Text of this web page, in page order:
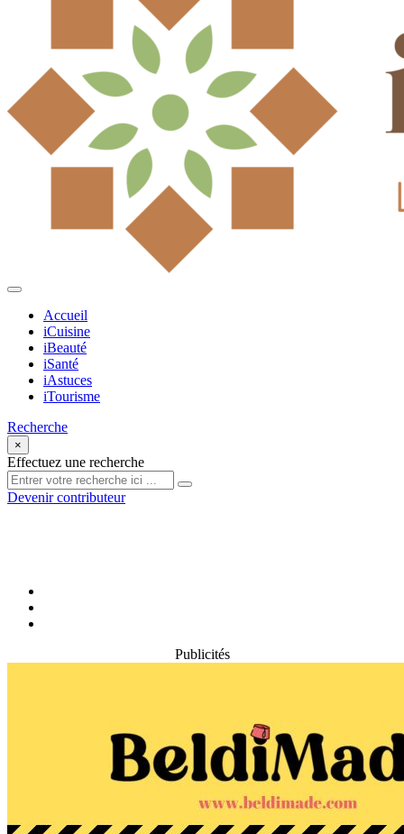
Accueil
iCuisine
iBeauté
iSanté
iAstuces
iTourisme
Recherche
×
Effectuez une recherche
Devenir contributeur
Publicités